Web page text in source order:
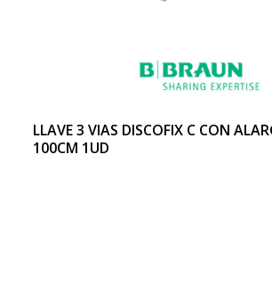
LLAVE 3 VIAS DISCOFIX C CON
100CM 1UD